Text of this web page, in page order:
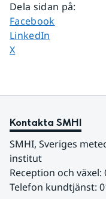
Dela sidan på:
Dela sidan på
Facebook
Dela sidan på
LinkedIn
Dela sidan på
X
Kontakta SMHI
SMHI, Sveriges
institut
Reception och växel:
Telefon kundtjänst: